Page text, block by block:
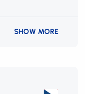
SHOW MORE